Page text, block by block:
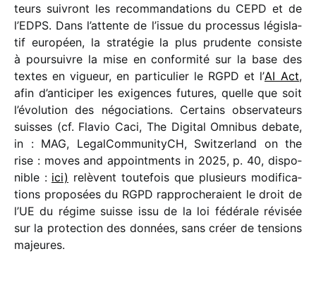
teurs suivront les recom­man­da­tions du CEPD et de
l’EDPS. Dans l’attente de l’issue du proces­sus légis­la­
tif euro­péen, la stra­té­gie la plus prudente consiste
à pour­suivre la mise en confor­mité sur la base des
textes en vigueur, en parti­cu­lier le RGPD et l’AI Act,
afin d’anticiper les exigences futures, quelle que soit
l’évolution des négo­cia­tions. Certains obser­va­teurs
suisses (cf. Flavio Caci, The Digital Omnibus debate,
in : MAG, LegalCommunityCH, Switzerland on the
rise : moves and appoint­ments in 2025, p. 40, dispo­
nible : ici) relèvent toute­fois que plusieurs modi­fi­ca­
tions propo­sées du RGPD rappro­che­raient le droit de
l’UE du régime suisse issu de la loi fédé­rale révi­sée
sur la protec­tion des données, sans créer de tensions
majeures.